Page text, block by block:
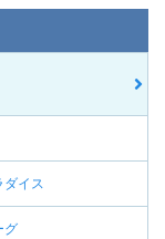
ダイス
グ